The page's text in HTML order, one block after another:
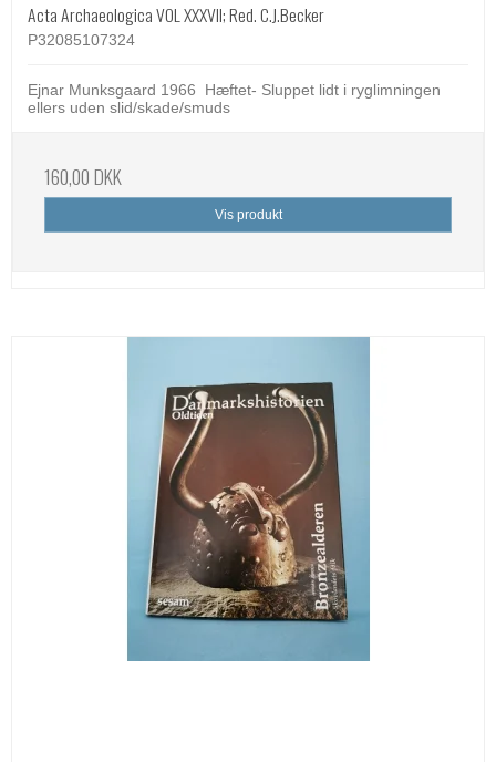
Acta Archaeologica VOL XXXVII; Red. C.J.Becker
P32085107324
Ejnar Munksgaard 1966 Hæftet- Sluppet lidt i ryglimningen
ellers uden slid/skade/smuds
160,00 DKK
Vis produkt